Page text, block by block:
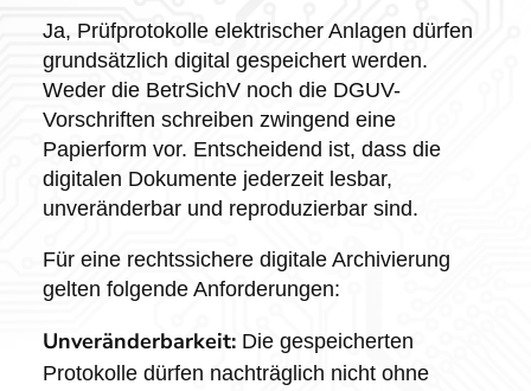
Ja, Prüfprotokolle elektrischer Anlagen dürfen
grundsätzlich digital gespeichert werden.
Weder die BetrSichV noch die DGUV-
Vorschriften schreiben zwingend eine
Papierform vor. Entscheidend ist, dass die
digitalen Dokumente jederzeit lesbar,
unveränderbar und reproduzierbar sind.
Für eine rechtssichere digitale Archivierung
gelten folgende Anforderungen:
Unveränderbarkeit:Die gespeicherten
Protokolle dürfen nachträglich nicht ohne